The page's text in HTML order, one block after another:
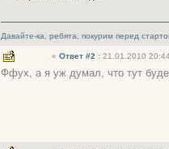
Давайте-ка, ребята, покурим перед
« Ответ #2 : 21.01.2010
Ффух, а я уж думал, что тут